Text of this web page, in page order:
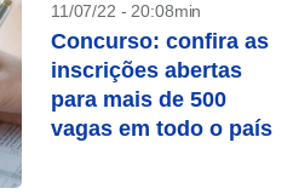
11/07/22 - 20:08min
Concurso: confira as
inscrições abertas
para mais de 500
vagas em todo o país